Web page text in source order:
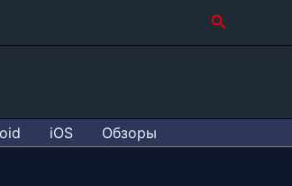
Поиск
iOS Обзоры